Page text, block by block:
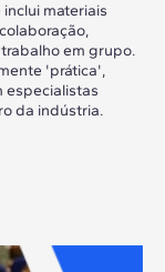
materiais
em grupo.
'prática',
especialistas
da indústria.